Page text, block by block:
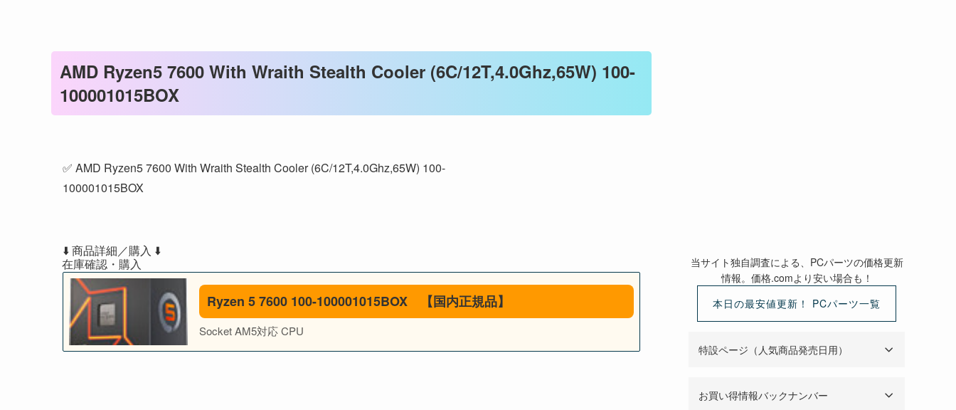
AMD Ryzen5 7600 With Wraith Stealth Cooler (6C/12T,4.0Ghz,65W) 100-
100001015BOX
✅ AMD Ryzen5 7600 With Wraith Stealth Cooler (6C/12T,4.0Ghz,65W) 100-
100001015BOX
⬇️ 商品詳細／購入 ⬇️
Ryzen 5 7600 100-100001015BOX 【国内正規品】
Socket AM5対応 CPU
当サイト独自調査による、PCパーツの価格更新
情報。価格.comより安い場合も！
本日の最安値更新！ PCパーツ一覧
特設ページ（人気商品発売日用）
お買い得情報バックナンバー